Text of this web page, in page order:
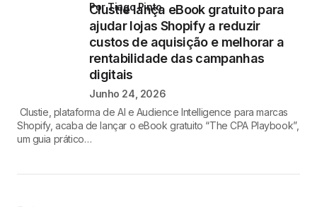
Clustie lança eBook gratuito para
ajudar lojas Shopify a reduzir
custos de aquisição e melhorar a
rentabilidade das campanhas
digitais
por Tiago Pinto
Junho 24, 2026
Clustie, plataforma de AI e Audience Intelligence para marcas
Shopify, acaba de lançar o eBook gratuito “The CPA Playbook”,
um guia prático…